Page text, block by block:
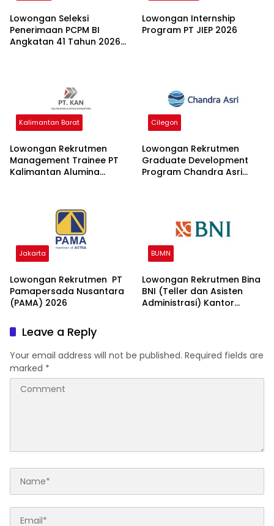
Lowongan Seleksi
Penerimaan PCPM BI
Angkatan 41 Tahun 2026
Lowongan Internship
Program PT JIEP 2026
Kalimantan Barat
Lowongan Rekrutmen
Management Trainee PT
Kalimantan Alumina
Cilegon
Lowongan Rekrutmen
Graduate Development
Program Chandra Asri
Jakarta
Lowongan Rekrutmen PT
Pamapersada Nusantara
(PAMA) 2026
BUMN
Lowongan Rekrutmen Bina
BNI (Teller dan Asisten
Administrasi) Kantor
Leave a Reply
Your email address will not be published. Required fields are
marked *